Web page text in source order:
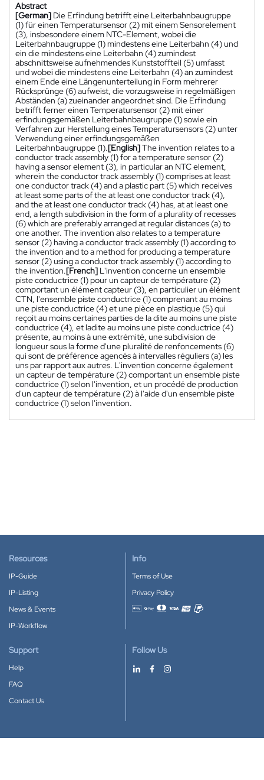
Abstract
[German] Die Erfindung betrifft eine Leiterbahnbaugruppe
(1) für einen Temperatursensor (2) mit einem Sensorelement
(3), insbesondere einem NTC-Element, wobei die
Leiterbahnbaugruppe (1) mindestens eine Leiterbahn (4) und
ein die mindestens eine Leiterbahn (4) zumindest
abschnittsweise aufnehmendes Kunststoffteil (5) umfasst
und wobei die mindestens eine Leiterbahn (4) an zumindest
einem Ende eine Längenunterteilung in Form mehrerer
Rücksprünge (6) aufweist, die vorzugsweise in regelmäßigen
Abständen (a) zueinander angeordnet sind. Die Erfindung
betrifft ferner einen Temperatursensor (2) mit einer
erfindungsgemäßen Leiterbahnbaugruppe (1) sowie ein
Verfahren zur Herstellung eines Temperatursensors (2) unter
Verwendung einer erfindungsgemäßen
Leiterbahnbaugruppe (1).[English]The invention relates to a
conductor track assembly (1) for a temperature sensor (2)
having a sensor element (3), in particular an NTC element,
wherein the conductor track assembly (1) comprises at least
one conductor track (4) and a plastic part (5) which receives
at least some parts of the at least one conductor track (4),
and the at least one conductor track (4) has, at at least one
end, a length subdivision in the form of a plurality of recesses
(6) which are preferably arranged at regular distances (a) to
one another. The invention also relates to a temperature
sensor (2) having a conductor track assembly (1) according to
the invention and to a method for producing a temperature
sensor (2) using a conductor track assembly (1) according to
the invention.[French] L'invention concerne un ensemble
piste conductrice (1) pour un capteur de température (2)
comportant un élément capteur (3), en particulier un élément
CTN, l'ensemble piste conductrice (1) comprenant au moins
une piste conductrice (4) et une pièce en plastique (5) qui
reçoit au moins certaines parties de la dite au moins une piste
conductrice (4), et ladite au moins une piste conductrice (4)
présente, au moins à une extrémité, une subdivision de
longueur sous la forme d'une pluralité de renfoncements (6)
qui sont de préférence agencés à intervalles réguliers (a) les
uns par rapport aux autres. L'invention concerne également
un capteur de température (2) comportant un ensemble piste
conductrice (1) selon l'invention, et un procédé de production
d'un capteur de température (2) à l'aide d'un ensemble piste
conductrice (1) selon l'invention.
Resources
IP-Guide
IP-Listing
News & Events
IP-Workflow
Info
Terms of Use
Privacy Policy
Accepted payment methods
Support
Help
FAQ
Contact Us
Follow Us